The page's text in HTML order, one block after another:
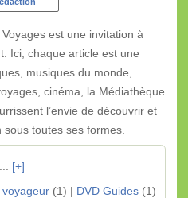
est une invitation à
Ici, chaque article est une
musiques du monde,
cinéma, la Médiathèque
l’envie de découvrir et
sous toutes ses formes.
[+]
(1) | DVD Guides(1)